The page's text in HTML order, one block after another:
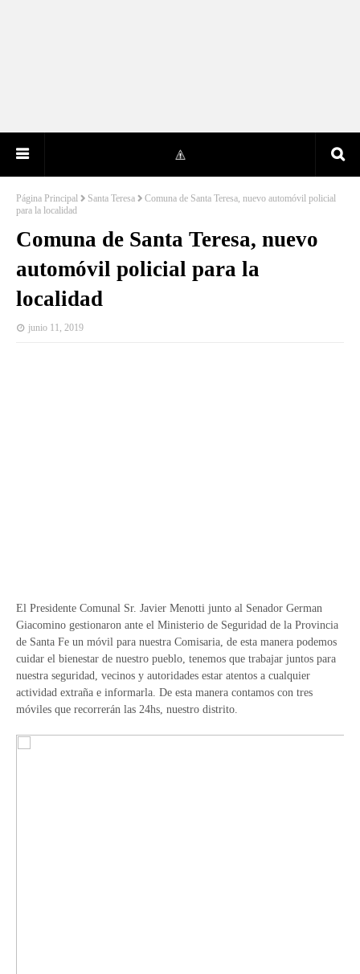
Página Principal Santa Teresa
Comuna de Santa Teresa, nuevo automóvil policial
para la localidad
Comuna de Santa Teresa, nuevo
automóvil policial para la
localidad
junio 11, 2019
El Presidente Comunal Sr. Javier Menotti junto al Senador German
Giacomino gestionaron ante el Ministerio de Seguridad de la Provincia
de Santa Fe un móvil para nuestra Comisaria, de esta manera podemos
cuidar el bienestar de nuestro pueblo, tenemos que trabajar juntos para
nuestra seguridad, vecinos y autoridades estar atentos a cualquier
actividad extraña e informarla. De esta manera contamos con tres
móviles que recorrerán las 24hs, nuestro distrito.